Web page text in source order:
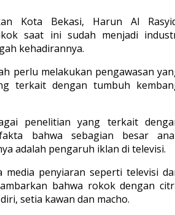
Kota Bekasi, Harun Al
saat ini sudah menjadi
kehadirannya.
perlu melakukan pengawasan
terkait dengan tumbuh
penelitian yang terkait
bahwa sebagian besar
adalah pengaruh iklan di televisi.
media penyiaran seperti televisi
bahwa rokok dengan
setia kawan dan macho.